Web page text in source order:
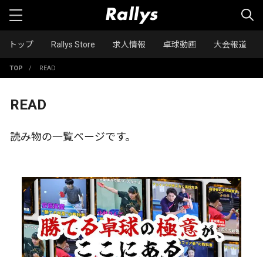
トップ Rallys Store 求人情報 卓球動画 大会報道
TOP / READ
READ
読み物の一覧ページです。